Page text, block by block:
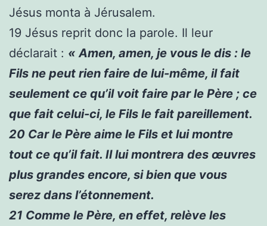
Jésus monta à Jérusalem.
19 Jésus reprit donc la parole. Il leur
déclarait : « Amen, amen, je vous le dis : le
Fils ne peut rien faire de lui-même, il fait
seulement ce qu’il voit faire par le Père ; ce
que fait celui-ci, le Fils le fait pareillement.
20 Car le Père aime le Fils et lui montre
tout ce qu’il fait. Il lui montrera des œuvres
plus grandes encore, si bien que vous
serez dans l’étonnement.
21 Comme le Père, en effet, relève les